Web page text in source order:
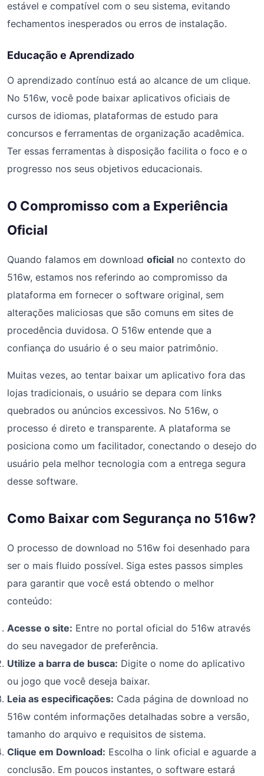
estável e compatível com o seu sistema, evitando
fechamentos inesperados ou erros de instalação.
Educação e Aprendizado
O aprendizado contínuo está ao alcance de um clique.
No 516w, você pode baixar aplicativos oficiais de
cursos de idiomas, plataformas de estudo para
concursos e ferramentas de organização acadêmica.
Ter essas ferramentas à disposição facilita o foco e o
progresso nos seus objetivos educacionais.
O Compromisso com a Experiência
Oficial
Quando falamos em download oficial no contexto do
516w, estamos nos referindo ao compromisso da
plataforma em fornecer o software original, sem
alterações maliciosas que são comuns em sites de
procedência duvidosa. O 516w entende que a
confiança do usuário é o seu maior patrimônio.
Muitas vezes, ao tentar baixar um aplicativo fora das
lojas tradicionais, o usuário se depara com links
quebrados ou anúncios excessivos. No 516w, o
processo é direto e transparente. A plataforma se
posiciona como um facilitador, conectando o desejo do
usuário pela melhor tecnologia com a entrega segura
desse software.
Como Baixar com Segurança no 516w?
O processo de download no 516w foi desenhado para
ser o mais fluido possível. Siga estes passos simples
para garantir que você está obtendo o melhor
conteúdo:
Acesse o site: Entre no portal oficial do 516w através
do seu navegador de preferência.
Utilize a barra de busca: Digite o nome do aplicativo
ou jogo que você deseja baixar.
Leia as especificações: Cada página de download no
516w contém informações detalhadas sobre a versão,
tamanho do arquivo e requisitos de sistema.
Clique em Download: Escolha o link oficial e aguarde a
conclusão. Em poucos instantes, o software estará